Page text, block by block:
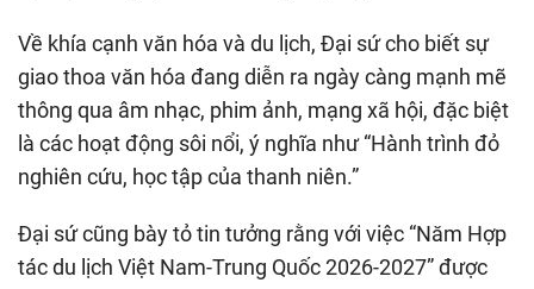
Về khía cạnh văn hóa và du lịch, Đại sứ cho biết sự
giao thoa văn hóa đang diễn ra ngày càng mạnh mẽ
thông qua âm nhạc, phim ảnh, mạng xã hội, đặc biệt
là các hoạt động sôi nổi, ý nghĩa như “Hành trình đỏ
nghiên cứu, học tập của thanh niên.”
Đại sứ cũng bày tỏ tin tưởng rằng với việc “Năm Hợp
tác du lịch Việt Nam-Trung Quốc 2026-2027” được